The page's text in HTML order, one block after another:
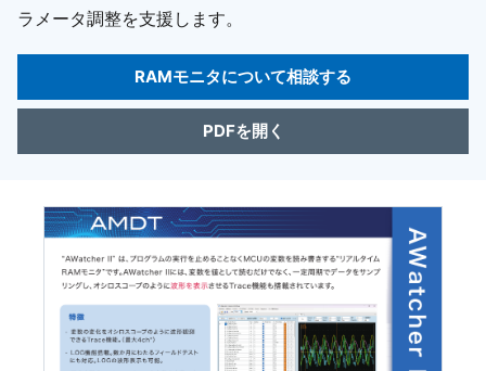
ラメータ調整を支援します。
RAMモニタについて相談する
PDFを開く